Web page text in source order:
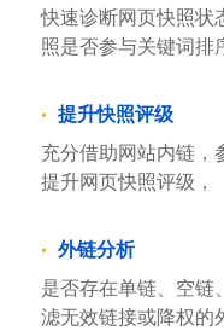
快速诊断网页快照状
照是否参与关键词排
提升快照评级
充分借助网站内链，
提升网页快照评级，
外链分析
是否存在单链、空链
滤无效链接或降权的